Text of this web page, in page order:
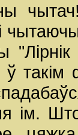
ў
ім.